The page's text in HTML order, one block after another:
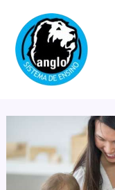
para
conteúdo